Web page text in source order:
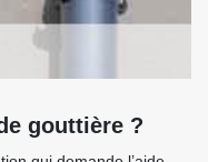
gouttière ?